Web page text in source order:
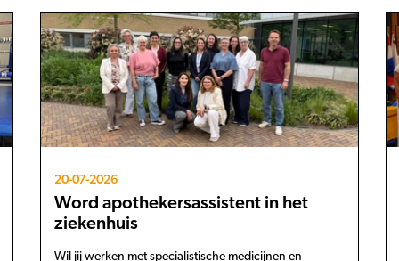
20-07-2026
Word apothekersassistent in het
ziekenhuis
Wil jij werken met specialistische medicijnen en